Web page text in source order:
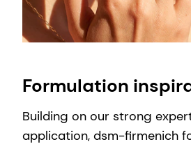
Formulation
Building on our strong
application, dsm-firmenich